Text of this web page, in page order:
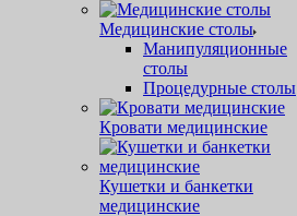
Медицинские столы
Манипуляционные
столы
Процедурные столы
Кровати медицинские
Кушетки и банкетки
медицинские